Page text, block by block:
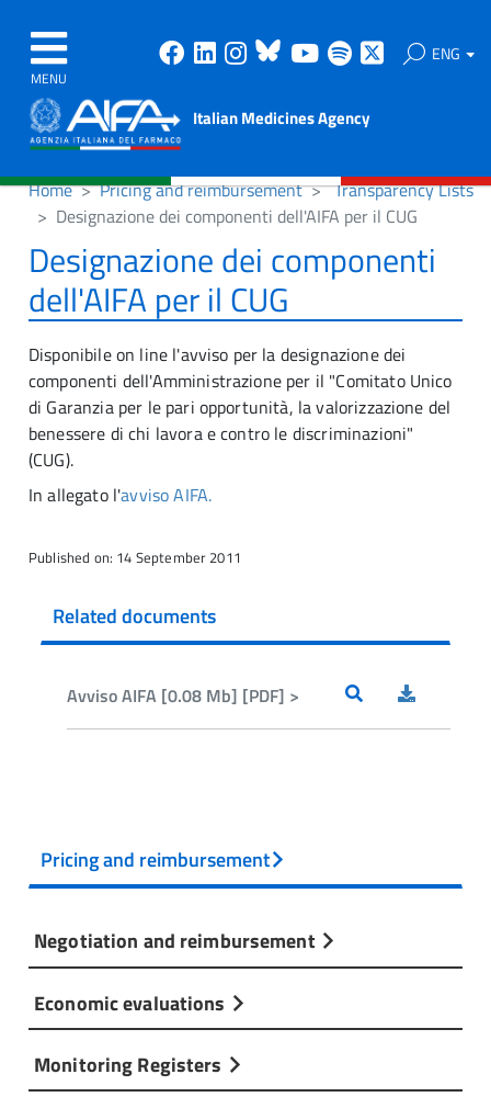
MENU
Facebook
Linkedin
Instagram
Bluesky
Youtube
Spotify ENG
Italian Medicines Agency
Home Pricing and reimbursement
Transparency Lists
Designazione dei componenti dell'AIFA per il CUG
Designazione dei componenti
dell'AIFA per il CUG
Disponibile on line l'avviso per la designazione dei
componenti dell'Amministrazione per il "Comitato Unico
di Garanzia per le pari opportunità, la valorizzazione del
benessere di chi lavora e contro le discriminazioni"
(CUG).
In allegato l'avviso AIFA.
Published on: 14 September 2011
Related documents
Avviso AIFA [0.08 Mb] [PDF] >
Pricing and reimbursement
Negotiation and reimbursement
Economic evaluations
Monitoring Registers